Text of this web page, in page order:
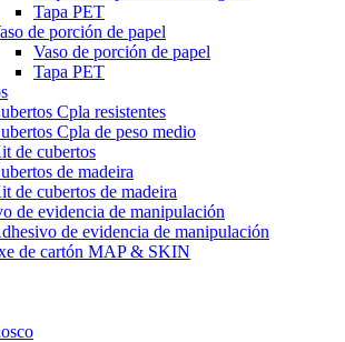
Tapa PET
de porción de papel
Vaso de porción de papel
Tapa PET
Cpla resistentes
Cpla de peso medio
de cubertos
de madeira
de cubertos de madeira
de evidencia de manipulación
de evidencia de manipulación
de cartón MAP & SKIN